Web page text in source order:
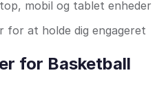
mobil og tablet enheder
for at holde dig engageret
for Basketball